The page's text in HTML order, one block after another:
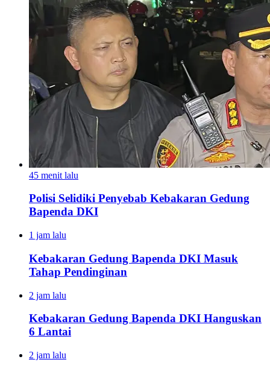
45 menit lalu
Polisi Selidiki Penyebab Kebakaran Gedung
Bapenda DKI
1 jam lalu
Kebakaran Gedung Bapenda DKI Masuk
Tahap Pendinginan
2 jam lalu
Kebakaran Gedung Bapenda DKI Hanguskan
6 Lantai
2 jam lalu